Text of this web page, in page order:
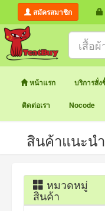
สมัครสมาชิก
หน้าแรก บริการสั่
ติดต่อเรา Nocode
สินค้าแนะนำ
หมวดหมู่
สินค้า